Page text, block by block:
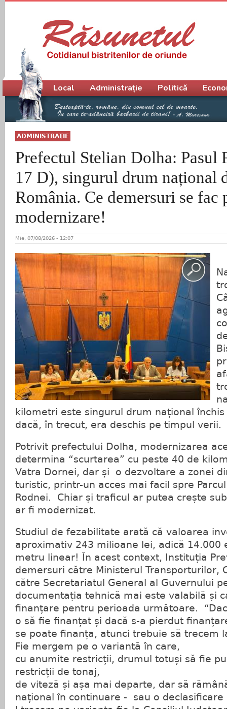
ADMINISTRAŢIE
Prefectul Stelian Dolha: Pasul
17 D), singurul drum național
România. Ce demersuri se fac
modernizare!
Mie, 07/08/2026 - 12:07
kilometri este singurul drum național
dacă, în trecut, era deschis pe timpul verii.
Potrivit prefectului Dolha, modernizarea
determina “scurtarea” cu peste 40 de
Vatra Dornei, dar și o dezvoltare a zonei
turistic, printr-un acces mai facil spre
Rodnei. Chiar și traficul ar putea crește
ar fi modernizat.
Studiul de fezabilitate arată că valoarea
aproximativ 243 milioane lei, adică 14.000
metru linear! În acest context, Instituția
demersuri către Ministerul Transporturilor,
către Secretariatul General al Guvernului
documentația tehnică mai este valabilă și
finanțare pentru perioada următoare.
o să fie finanțat și dacă s-a pierdut
se poate finanța, atunci trebuie să trecem
Fie mergem pe o variantă în care,
cu anumite restricții, drumul totuși să fie
restricții de tonaj,
de viteză și așa mai departe, dar să
național în continuare - sau o declasificare
Meniu principal
Local Administrație Politică